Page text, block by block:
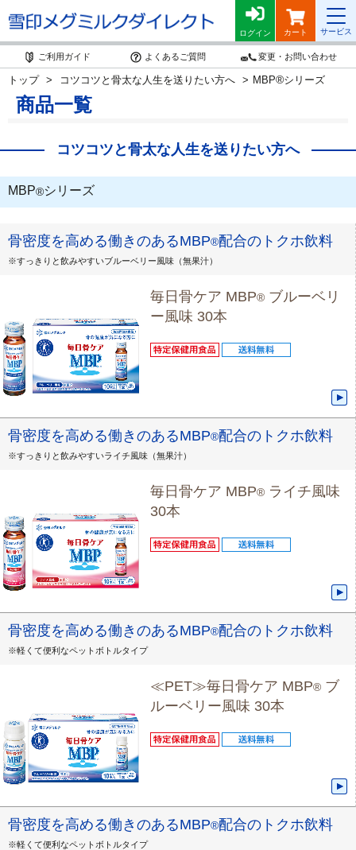
ログイン カート サービス
ご利用ガイド よくあるご質問 変更・お問い合わせ
トップ コツコツと骨太な人生を送りたい方へ MBP®シリーズ
商品一覧
コツコツと骨太な人生を送りたい方へ
MBP®シリーズ
骨密度を高める働きのあるMBP®配合のトクホ飲料
※すっきりと飲みやすいブルーベリー風味（無果汁）
毎日骨ケア MBP®ブルーベリ
ー風味 30本
骨密度を高める働きのあるMBP®配合のトクホ飲料
※すっきりと飲みやすいライチ風味（無果汁）
毎日骨ケア MBP®ライチ風味
30本
骨密度を高める働きのあるMBP®配合のトクホ飲料
※軽くて便利なペットボトルタイプ
≪PET≫毎日骨ケア MBP®ブ
ルーベリー風味 30本
骨密度を高める働きのあるMBP®配合のトクホ飲料
※軽くて便利なペットボトルタイプ